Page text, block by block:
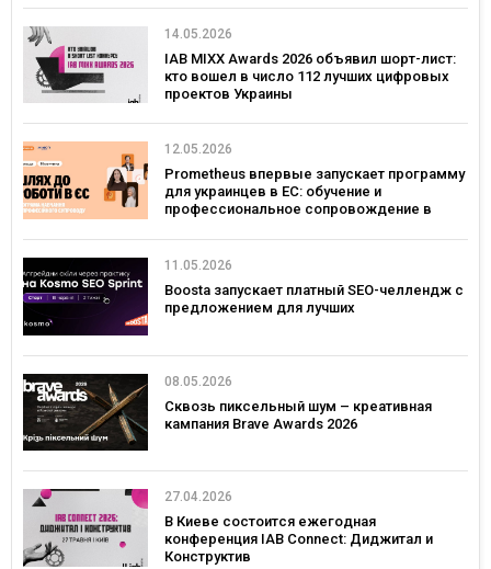
14.05.2026
IAB MIXX Awards 2026 объявил шорт-лист:
кто вошел в число 112 лучших цифровых
проектов Украины
12.05.2026
Prometheus впервые запускает программу
для украинцев в ЕС: обучение и
профессиональное сопровождение в
11.05.2026
Boosta запускает платный SEO-челлендж с
предложением для лучших
08.05.2026
Сквозь пиксельный шум – креативная
кампания Brave Awards 2026
27.04.2026
В Киеве состоится ежегодная
конференция IAB Connect: Диджитал и
Конструктив